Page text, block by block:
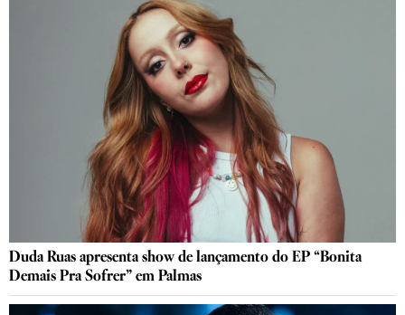
Duda Ruas apresenta show de lançamento do EP “Bonita
Demais Pra Sofrer” em Palmas